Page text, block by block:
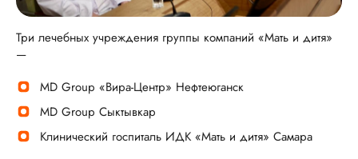
Три лечебных учреждения группы компаний «Мать и дитя»
—
MD Group «Вира-Центр» Нефтеюганск
MD Group Сыктывкар
Клинический госпиталь ИДК «Мать и дитя» Самара